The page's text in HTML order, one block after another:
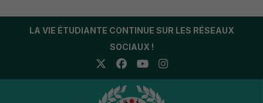
LA VIE ÉTUDIANTE CONTINUE SUR LES RÉSEAUX
SOCIAUX !